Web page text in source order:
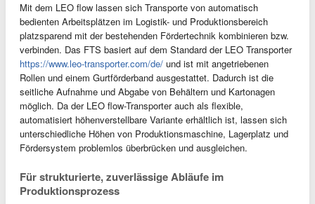
Mit dem LEO flow lassen sich Transporte von automatisch
bedienten Arbeitsplätzen im Logistik- und Produktionsbereich
platzsparend mit der bestehenden Fördertechnik kombinieren bzw.
verbinden. Das FTS basiert auf dem Standard der LEO Transporter
https://www.leo-transporter.com/de/ und ist mit angetriebenen
Rollen und einem Gurtförderband ausgestattet. Dadurch ist die
seitliche Aufnahme und Abgabe von Behältern und Kartonagen
möglich. Da der LEO flow-Transporter auch als flexible,
automatisiert höhenverstellbare Variante erhältlich ist, lassen sich
unterschiedliche Höhen von Produktionsmaschine, Lagerplatz und
Fördersystem problemlos überbrücken und ausgleichen.
Für strukturierte, zuverlässige Abläufe im
Produktionsprozess